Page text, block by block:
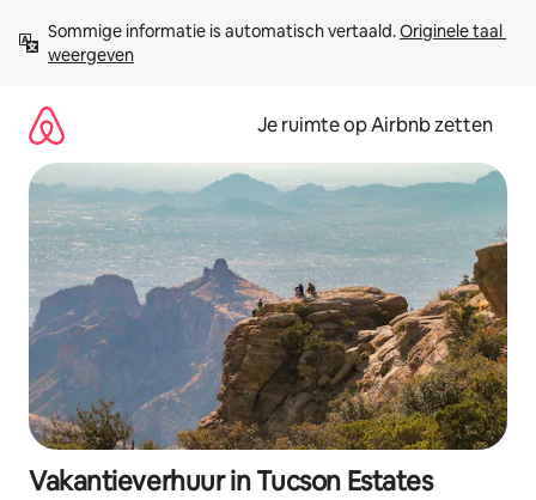
direct
naar
Sommige informatie is automatisch vertaald. Originele taal
weergeven
Je ruimte op Airbnb zetten
Vakantieverhuur in Tucson Estates